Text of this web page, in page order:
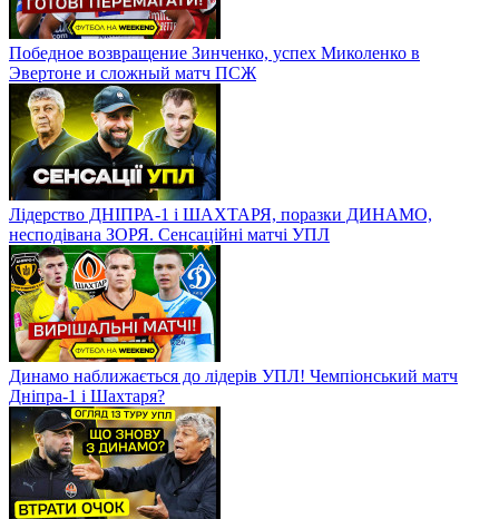
Победное возвращение Зинченко, успех Миколенко в
Эвертоне и сложный матч ПСЖ
Лідерство ДНІПРА-1 і ШАХТАРЯ, поразки ДИНАМО,
несподівана ЗОРЯ. Сенсаційні матчі УПЛ
Динамо наближається до лідерів УПЛ! Чемпіонський матч
Дніпра-1 і Шахтаря?